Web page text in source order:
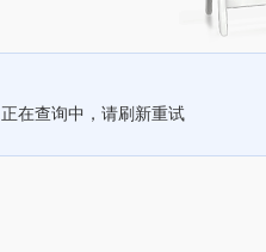
正在查询中，请刷新重试